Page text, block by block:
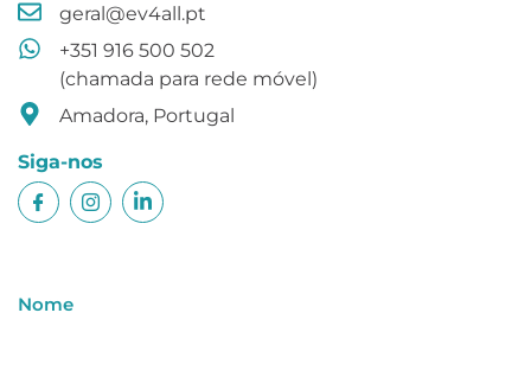
geral@ev4all.pt
+351 916 500 502
(chamada para rede móvel)
Amadora, Portugal
Siga-nos
Nome